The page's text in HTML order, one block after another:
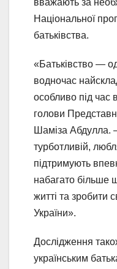
вважають за
Національної
батьківства.
«Батьківство —
водночас
особливо під час
голови
Шаміза Абдулла.
турботливій,
підтримують
набагато більше
житті та зробити
України».
Дослідження
українським